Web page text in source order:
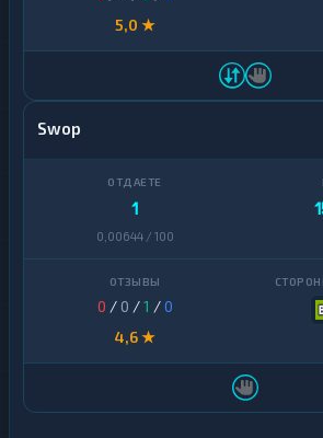
5,0 ★
Swop
1
0,00644 / 100
0 / 0 /1 /0
4,6 ★